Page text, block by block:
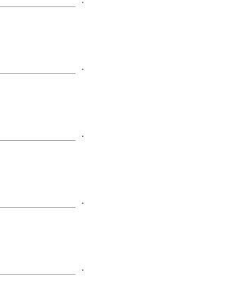
.
.
.
.